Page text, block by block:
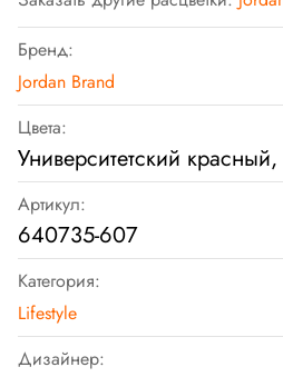
Бренд:
Jordan Brand
Цвета:
Университетский
Артикул:
640735-607
Категория:
Lifestyle
Дизайнер: